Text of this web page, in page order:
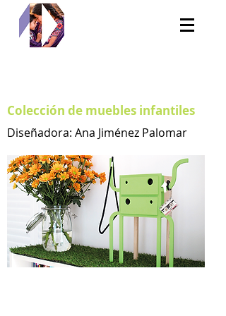
Colección de muebles infantiles
Diseñadora: Ana Jiménez Palomar